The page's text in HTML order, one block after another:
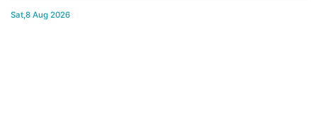
Sat,8 Aug 2026